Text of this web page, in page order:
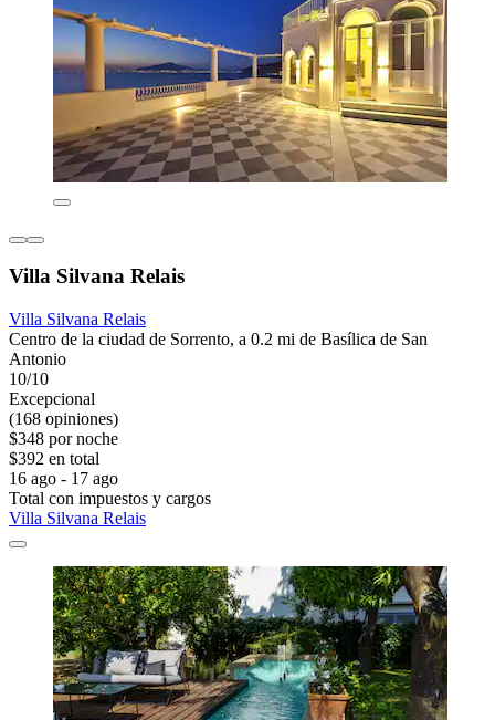
Villa Silvana Relais
Villa Silvana Relais
Centro de la ciudad de Sorrento, a 0.2 mi de Basílica de San
Antonio
10/10
Excepcional
(168 opiniones)
$348 por noche
$392 en total
16 ago - 17 ago
Total con impuestos y cargos
Villa Silvana Relais